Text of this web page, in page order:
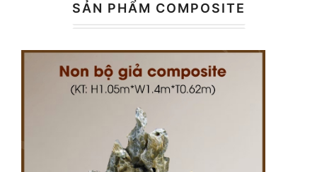
SẢN PHẨM COMPOSITE